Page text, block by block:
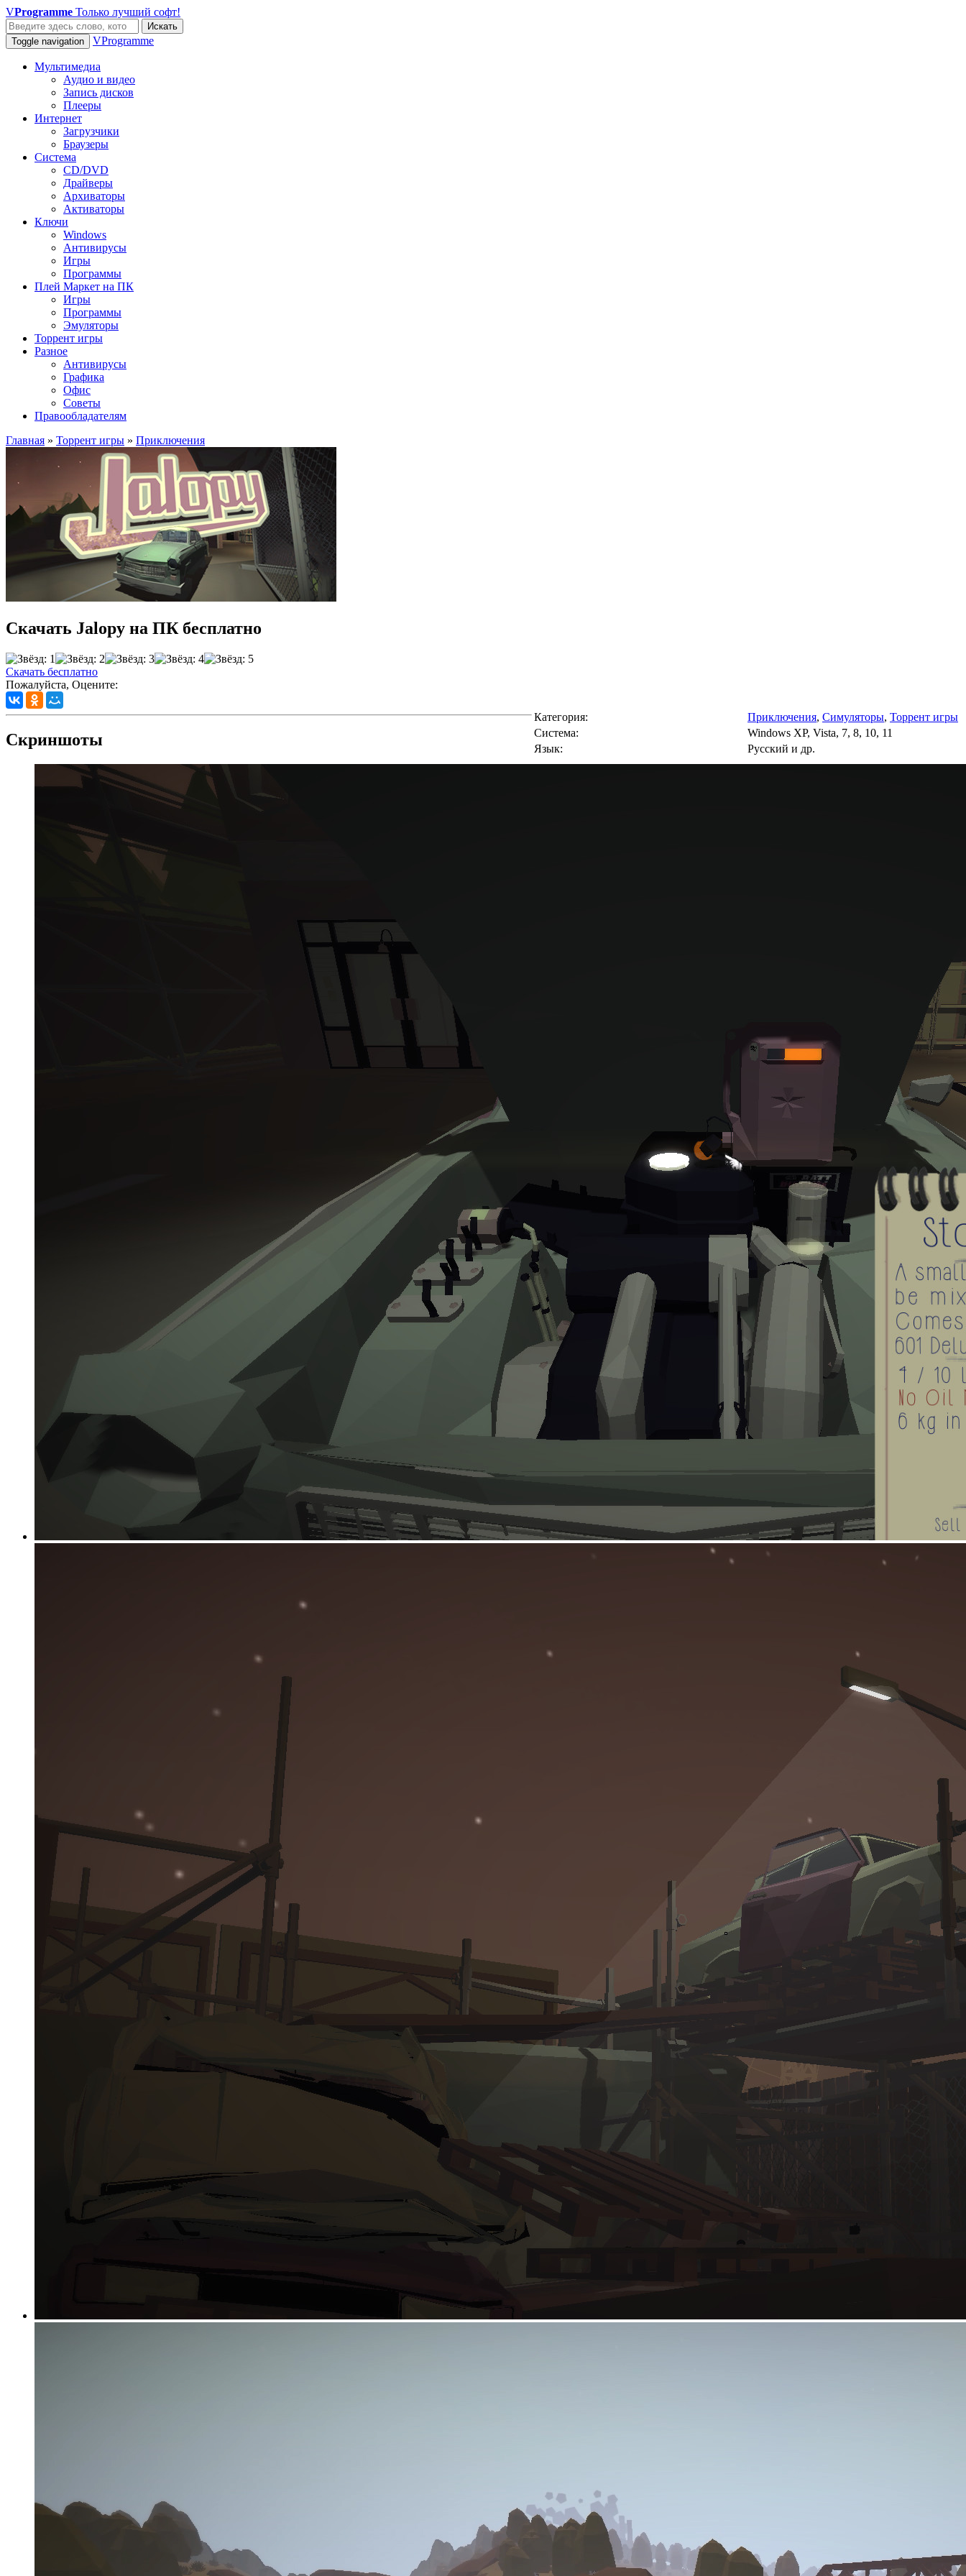
VProgramme Только лучший софт!
Искать
Toggle navigation
VProgramme
Мультимедиа
Аудио и видео
Запись дисков
Плееры
Интернет
Загрузчики
Браузеры
Система
CD/DVD
Драйверы
Архиваторы
Активаторы
Ключи
Windows
Антивирусы
Игры
Программы
Плей Маркет на ПК
Игры
Программы
Эмуляторы
Торрент игры
Разное
Антивирусы
Графика
Офис
Советы
Правообладателям
Главная » Торрент игры » Приключения
Скачать Jalopy на ПК бесплатно
Скачать бесплатно
Пожалуйста, Оцените:
Категория: Приключения, Симуляторы, Торрент игры
Cистема:
Windows XP, Vista, 7, 8, 10, 11
Язык:
Русский и др.
Скриншоты